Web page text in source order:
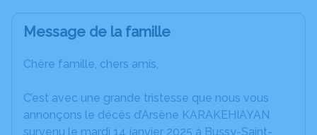
Message de la famille
Chère famille, chers amis,
C’est avec une grande tristesse que nous vous
annonçons le décès d’Arsène KARAKEHIAYAN
survenu le mardi 14 janvier 2025 à Bussy-Saint-